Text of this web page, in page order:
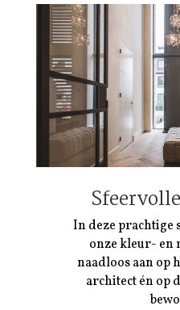
In deze prachtige
onze kleur- en
naadloos aan op
architect én op